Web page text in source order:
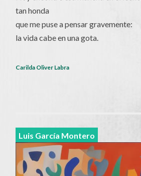
tan honda
que me puse a pensar gravemente:
la vida cabe en una gota.
Carilda Oliver Labra
Luis García Montero